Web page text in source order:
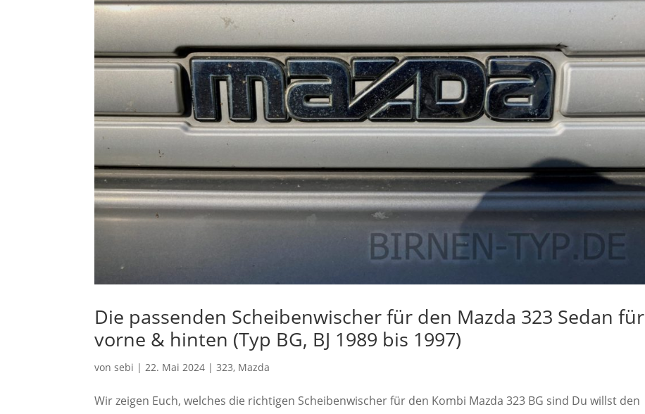
Die passenden Scheibenwischer für den Mazda 323 Sedan für
vorne & hinten (Typ BG, BJ 1989 bis 1997)
vonsebi |22. Mai 2024 |323, Mazda
Wir zeigen Euch, welches die richtigen Scheibenwischer für den Kombi Mazda 323 BG sind Du willst den